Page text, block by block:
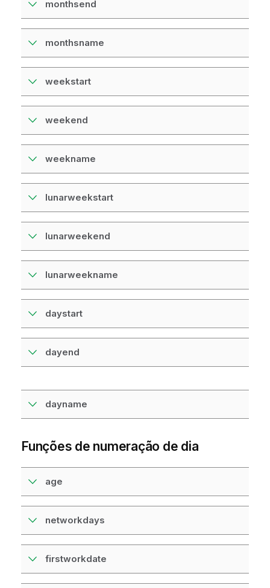
monthsend
monthsname
weekstart
weekend
weekname
lunarweekstart
lunarweekend
lunarweekname
daystart
dayend
dayname
Funções de numeração de dia
age
networkdays
firstworkdate